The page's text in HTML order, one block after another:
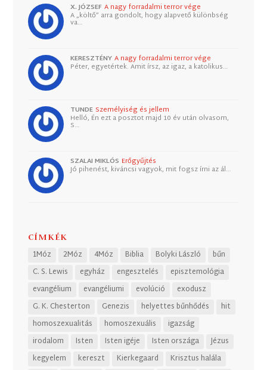
X. JÓZSEF A nagy forradalmi terror vége
A „költő” arra gondolt, hogy alapvető különbség
va…
KERESZTÉNY A nagy forradalmi terror vége
Péter, egyetértek. Amit írsz, az igaz, a katolikus…
TUNDE Személyiség és jellem
Helló, Én ezt a posztot majd 10 év után olvasom,
S…
SZALAI MIKLÓS Erőgyűjtés
Jó pihenést, kiváncsi vagyok, mit fogsz írni az ál…
CÍMKÉK
1Móz 2Móz 4Móz Biblia Bolyki László
bűn
C. S. Lewis
egyház engesztelés
episztemológia
evangélium
evangéliumi evolúció
exodusz
G. K. Chesterton
Genezis helyettes bűnhődés
hit
homoszexualitás
homoszexuális
igazság
irodalom
Isten Isten igéje Isten országa
Jézus
kegyelem
kereszt Kierkegaard
Krisztus halála